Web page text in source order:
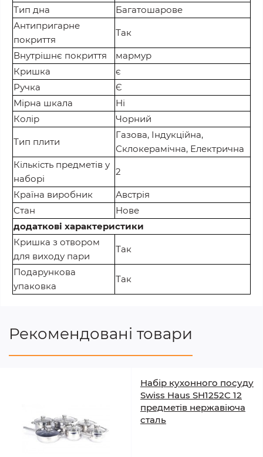
Тип дна
Багатошарове
Антипригарне
покриття
Так
Внутрішнє покриття
мармур
Кришка
є
Ручка
Є
Мірна шкала
Ні
Колір
Чорний
Тип плити
Газова, Індукційна,
Склокерамічна, Електрична
Кількість предметів у
наборі
2
Країна виробник
Австрія
Стан
Нове
додаткові характеристики
Кришка з отвором
для виходу пари
Так
Подарункова
упаковка
Так
Рекомендовані товари
Набір кухонного посуду
Swiss Haus SH1252C 12
предметів нержавіюча
сталь